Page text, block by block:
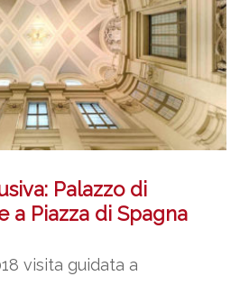
Palazzo di
a Piazza di Spagna
visita guidata a